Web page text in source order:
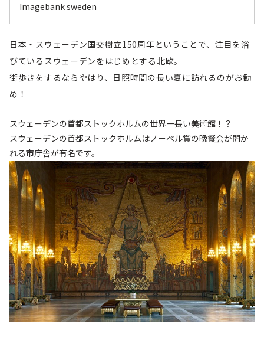
Imagebank sweden
日本・スウェーデン国交樹立150周年ということで、注目を浴
びているスウェーデンをはじめとする北欧。
街歩きをするならやはり、日照時間の長い夏に訪れるのがお勧
め！
スウェーデンの首都ストックホルムの世界一長い美術館！？
スウェーデンの首都ストックホルムはノーベル賞の晩餐会が開か
れる市庁舎が有名です。